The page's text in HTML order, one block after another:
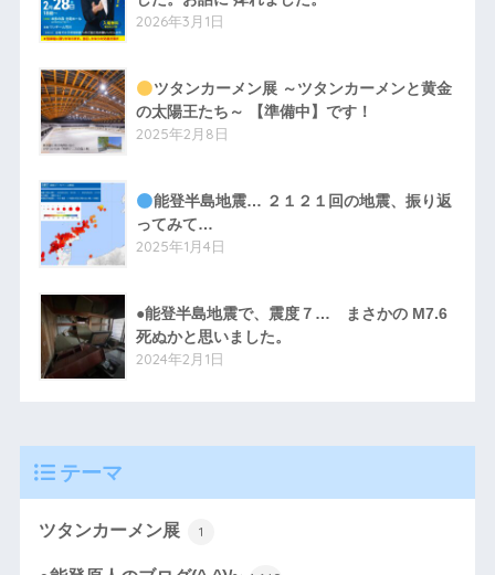
2026年3月1日
ツタンカーメン展 ～ツタンカーメンと黄金
の太陽王たち～ 【準備中】です！
2025年2月8日
能登半島地震… ２１２１回の地震、振り返
ってみて…
2025年1月4日
●能登半島地震で、震度７… まさかの M7.6
死ぬかと思いました。
2024年2月1日
テーマ
ツタンカーメン展 1